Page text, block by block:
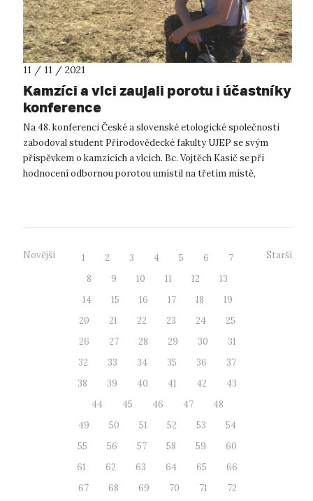
11 / 11 / 2021
Kamzíci a vlci zaujali porotu i účastníky
konference
Na 48. konferenci České a slovenské etologické společnosti
zabodoval student Přírodovědecké fakulty UJEP se svým
příspěvkem o kamzících a vlcích. Bc. Vojtěch Kasič se při
hodnocení odbornou porotou umístil na třetím místě,
Novější 1 2 3 4 5 6
7
8
9 10 11 12
13
14
15 16 17 18
19
20
21 22 23 24
25
26
27 28 29 30
31
32
33 34 35 36
37
38
39 40 41 42
43
44
45 46 47
48
49
50 51 52 53
54
55
56 57 58 59
60
61
62 63 64 65
66
67
68 69 70 71
72
Starší